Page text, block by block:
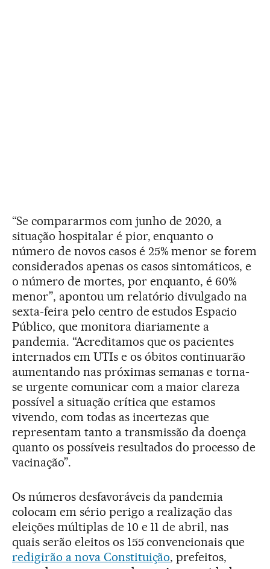
“Se compararmos com junho de 2020, a
situação hospitalar é pior, enquanto o
número de novos casos é 25% menor se forem
considerados apenas os casos sintomáticos, e
o número de mortes, por enquanto, é 60%
menor”, apontou um relatório divulgado na
sexta-feira pelo centro de estudos Espacio
Público, que monitora diariamente a
pandemia. “Acreditamos que os pacientes
internados em UTIs e os óbitos continuarão
aumentando nas próximas semanas e torna-
se urgente comunicar com a maior clareza
possível a situação crítica que estamos
vivendo, com todas as incertezas que
representam tanto a transmissão da doença
quanto os possíveis resultados do processo de
vacinação”.
Os números desfavoráveis da pandemia
colocam em sério perigo a realização das
eleições múltiplas de 10 e 11 de abril, nas
quais serão eleitos os 155 convencionais que
redigirão a nova Constituição, prefeitos,